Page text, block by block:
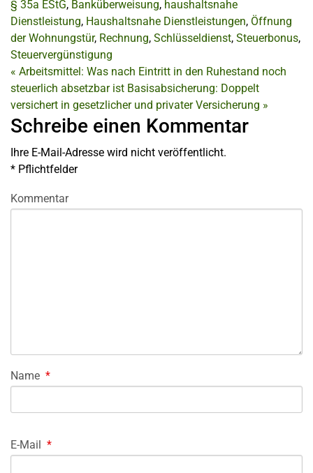
§ 35a EStG, Banküberweisung, haushaltsnahe
Dienstleistung, Haushaltsnahe Dienstleistungen, Öffnung
der Wohnungstür, Rechnung, Schlüsseldienst, Steuerbonus,
Steuervergünstigung
« Arbeitsmittel: Was nach Eintritt in den Ruhestand noch
steuerlich absetzbar ist Basisabsicherung: Doppelt
versichert in gesetzlicher und privater Versicherung »
Schreibe einen Kommentar
Ihre E-Mail-Adresse wird nicht veröffentlicht.
* Pflichtfelder
Kommentar
Name *
E-Mail *